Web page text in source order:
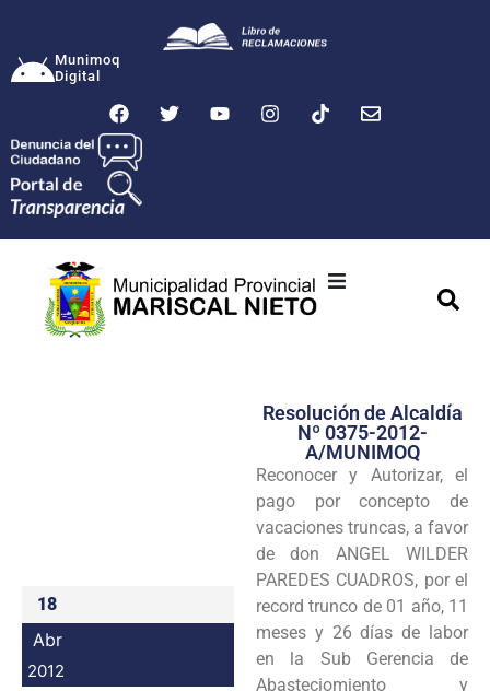
Munimoq
Digital
Transparencia
Seguridad
Programas
Intranet
18
Abr
2012
Resolución de Alcaldía
Nº 0375-2012-
A/MUNIMOQ
Reconocer y Autorizar, el
pago por concepto de
vacaciones truncas, a favor
de don ANGEL WILDER
PAREDES CUADROS, por el
record trunco de 01 año, 11
meses y 26 días de labor
en la Sub Gerencia de
Abasteciomiento y